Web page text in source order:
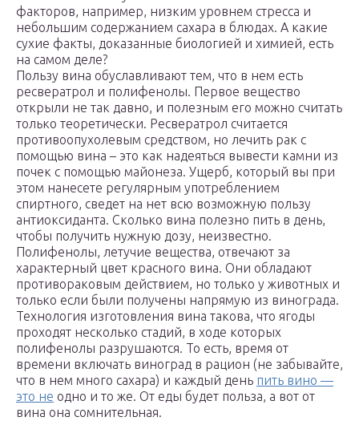
факторов, например, низким уровнем стресса и
небольшим содержанием сахара в блюдах. А какие
сухие факты, доказанные биологией и химией, есть
на самом деле?
Пользу вина обуславливают тем, что в нем есть
ресвератрол и полифенолы. Первое вещество
открыли не так давно, и полезным его можно считать
только теоретически. Ресвератрол считается
противоопухолевым средством, но лечить рак с
помощью вина – это как надеяться вывести камни из
почек с помощью майонеза. Ущерб, который вы при
этом нанесете регулярным употреблением
спиртного, сведет на нет всю возможную пользу
антиоксиданта. Сколько вина полезно пить в день,
чтобы получить нужную дозу, неизвестно.
Полифенолы, летучие вещества, отвечают за
характерный цвет красного вина. Они обладают
противораковым действием, но только у животных и
только если были получены напрямую из винограда.
Технология изготовления вина такова, что ягоды
проходят несколько стадий, в ходе которых
полифенолы разрушаются. То есть, время от
времени включать виноград в рацион (не забывайте,
что в нем много сахара) и каждый день пить вино —
это не одно и то же. От еды будет польза, а вот от
вина она сомнительная.